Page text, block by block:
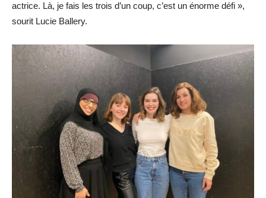
actrice. Là, je fais les trois d’un coup, c’est un énorme défi »,
sourit Lucie Ballery.